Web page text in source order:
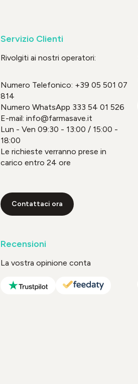
Servizio Clienti
Rivolgiti ai nostri operatori:
Numero Telefonico: +39 05 501 07
814
Numero WhatsApp 333 54 01 526
E-mail: info@farmasave.it
Lun - Ven 09:30 - 13:00 / 15:00 -
18:00
Le richieste verranno prese in
carico entro 24 ore
Contattaci ora
Recensioni
La vostra opinione conta